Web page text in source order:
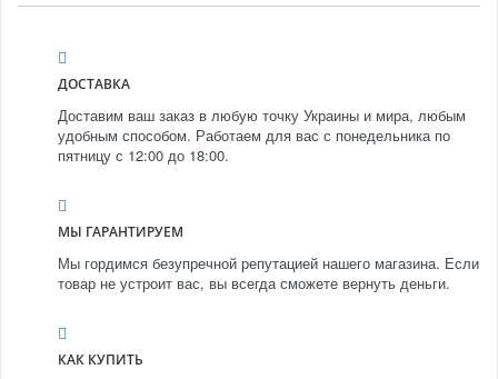
ДОСТАВКА
Доставим ваш заказ в любую точку Украины и мира, любым
удобным способом. Работаем для вас с понедельника по
пятницу с 12:00 до 18:00.
МЫ ГАРАНТИРУЕМ
Мы гордимся безупречной репутацией нашего магазина. Если
товар не устроит вас, вы всегда сможете вернуть деньги.
КАК КУПИТЬ